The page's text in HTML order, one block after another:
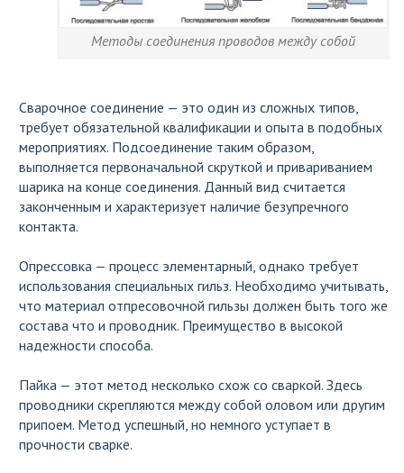
Методы соединения проводов между собой
Сварочное соединение — это один из сложных типов,
требует обязательной квалификации и опыта в подобных
мероприятиях. Подсоединение таким образом,
выполняется первоначальной скруткой и привариванием
шарика на конце соединения. Данный вид считается
законченным и характеризует наличие безупречного
контакта.
Опрессовка — процесс элементарный, однако требует
использования специальных гильз. Необходимо учитывать,
что материал отпресовочной гильзы должен быть того же
состава что и проводник. Преимущество в высокой
надежности способа.
Пайка — этот метод несколько схож со сваркой. Здесь
проводники скрепляются между собой оловом или другим
припоем. Метод успешный, но немного уступает в
прочности сварке.